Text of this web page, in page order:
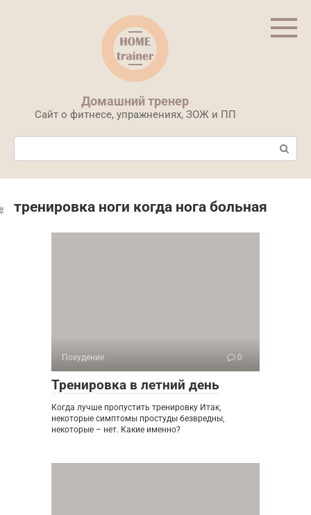
Домашний тренер
Сайт о фитнесе, упражнениях, ЗОЖ и ПП
Поиск:
тренировка ноги когда нога больная
Похудение 0
Тренировка в летний день
Когда лучше пропустить тренировку Итак,
некоторые симптомы простуды безвредны,
некоторые – нет. Какие именно?